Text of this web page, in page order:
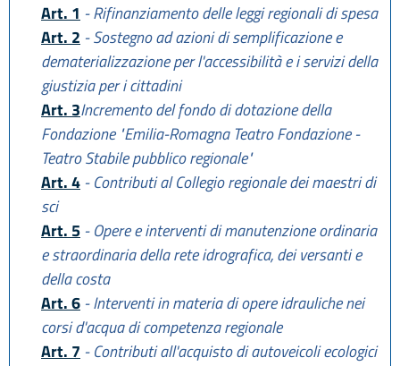
Art. 1 - Rifinanziamento delle leggi regionali di spesa
Art. 2 - Sostegno ad azioni di semplificazione e
dematerializzazione per l'accessibilità e i servizi della
giustizia per i cittadini
Art. 3Incremento del fondo di dotazione della
Fondazione "Emilia-Romagna Teatro Fondazione -
Teatro Stabile pubblico regionale"
Art. 4 - Contributi al Collegio regionale dei maestri di
sci
Art. 5 - Opere e interventi di manutenzione ordinaria
e straordinaria della rete idrografica, dei versanti e
della costa
Art. 6 - Interventi in materia di opere idrauliche nei
corsi d'acqua di competenza regionale
Art. 7 - Contributi all'acquisto di autoveicoli ecologici